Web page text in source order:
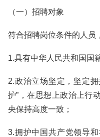
（一）招聘对象
符合招聘岗位条件的人员
1.具有中华人民共和国国
2.政治立场坚定，坚定拥
护”，在思想上政治上行
央保持高度一致；
3.拥护中国共产党领导